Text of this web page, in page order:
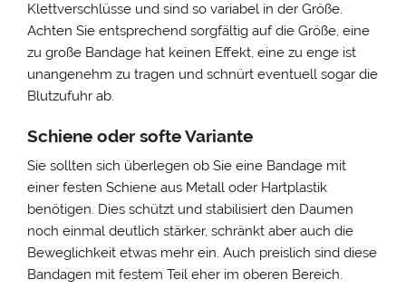
Klettverschlüsse und sind so variabel in der Größe.
Achten Sie entsprechend sorgfältig auf die Größe, eine
zu große Bandage hat keinen Effekt, eine zu enge ist
unangenehm zu tragen und schnürt eventuell sogar die
Blutzufuhr ab.
Schiene oder softe Variante
Sie sollten sich überlegen ob Sie eine Bandage mit
einer festen Schiene aus Metall oder Hartplastik
benötigen. Dies schützt und stabilisiert den Daumen
noch einmal deutlich stärker, schränkt aber auch die
Beweglichkeit etwas mehr ein. Auch preislich sind diese
Bandagen mit festem Teil eher im oberen Bereich.